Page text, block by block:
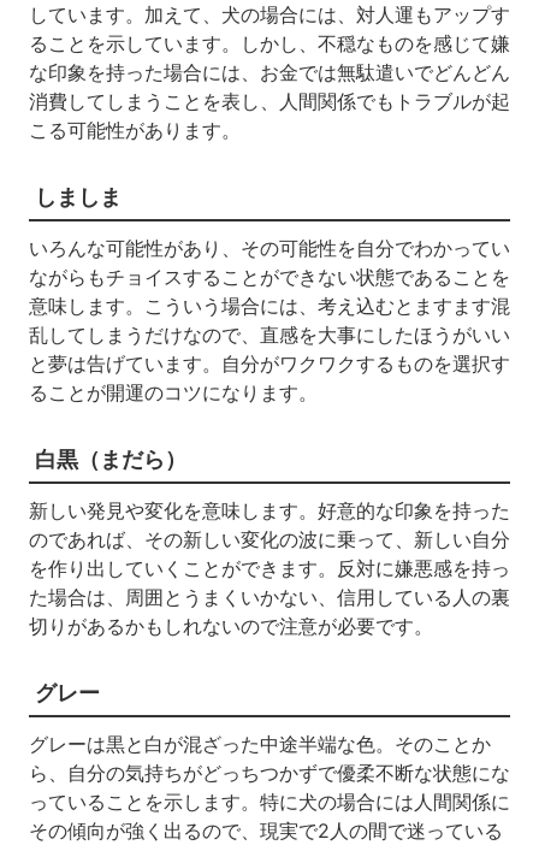
しています。加えて、犬の場合には、対人運もアップす
ることを示しています。しかし、不穏なものを感じて嫌
な印象を持った場合には、お金では無駄遣いでどんどん
消費してしまうことを表し、人間関係でもトラブルが起
こる可能性があります。
しましま
いろんな可能性があり、その可能性を自分でわかってい
ながらもチョイスすることができない状態であることを
意味します。こういう場合には、考え込むとますます混
乱してしまうだけなので、直感を大事にしたほうがいい
と夢は告げています。自分がワクワクするものを選択す
ることが開運のコツになります。
白黒（まだら）
新しい発見や変化を意味します。好意的な印象を持った
のであれば、その新しい変化の波に乗って、新しい自分
を作り出していくことができます。反対に嫌悪感を持っ
た場合は、周囲とうまくいかない、信用している人の裏
切りがあるかもしれないので注意が必要です。
グレー
グレーは黒と白が混ざった中途半端な色。そのことか
ら、自分の気持ちがどっちつかずで優柔不断な状態にな
っていることを示します。特に犬の場合には人間関係に
その傾向が強く出るので、現実で2人の間で迷っている